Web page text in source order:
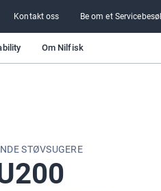
Kontakt oss Be om et
Om Nilfisk
STØVSUGERE